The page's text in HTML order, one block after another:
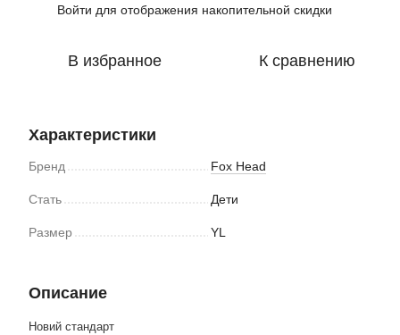
Войти для отображения накопительной скидки
В избранное К сравнению
Характеристики
Бренд Fox Head
Стать Дети
Размер YL
Описание
Новий стандарт